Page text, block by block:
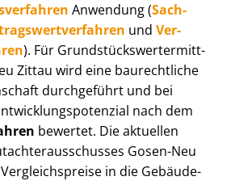
Anwendung (Sach­
und Ver­
). Für Grund­stücks­wert­ermitt­
Zittau wird eine baurechtliche
durchgeführt und bei
nach dem
bewertet. Die aktuellen
Gosen-Neu
in die Ge­bäu­de­